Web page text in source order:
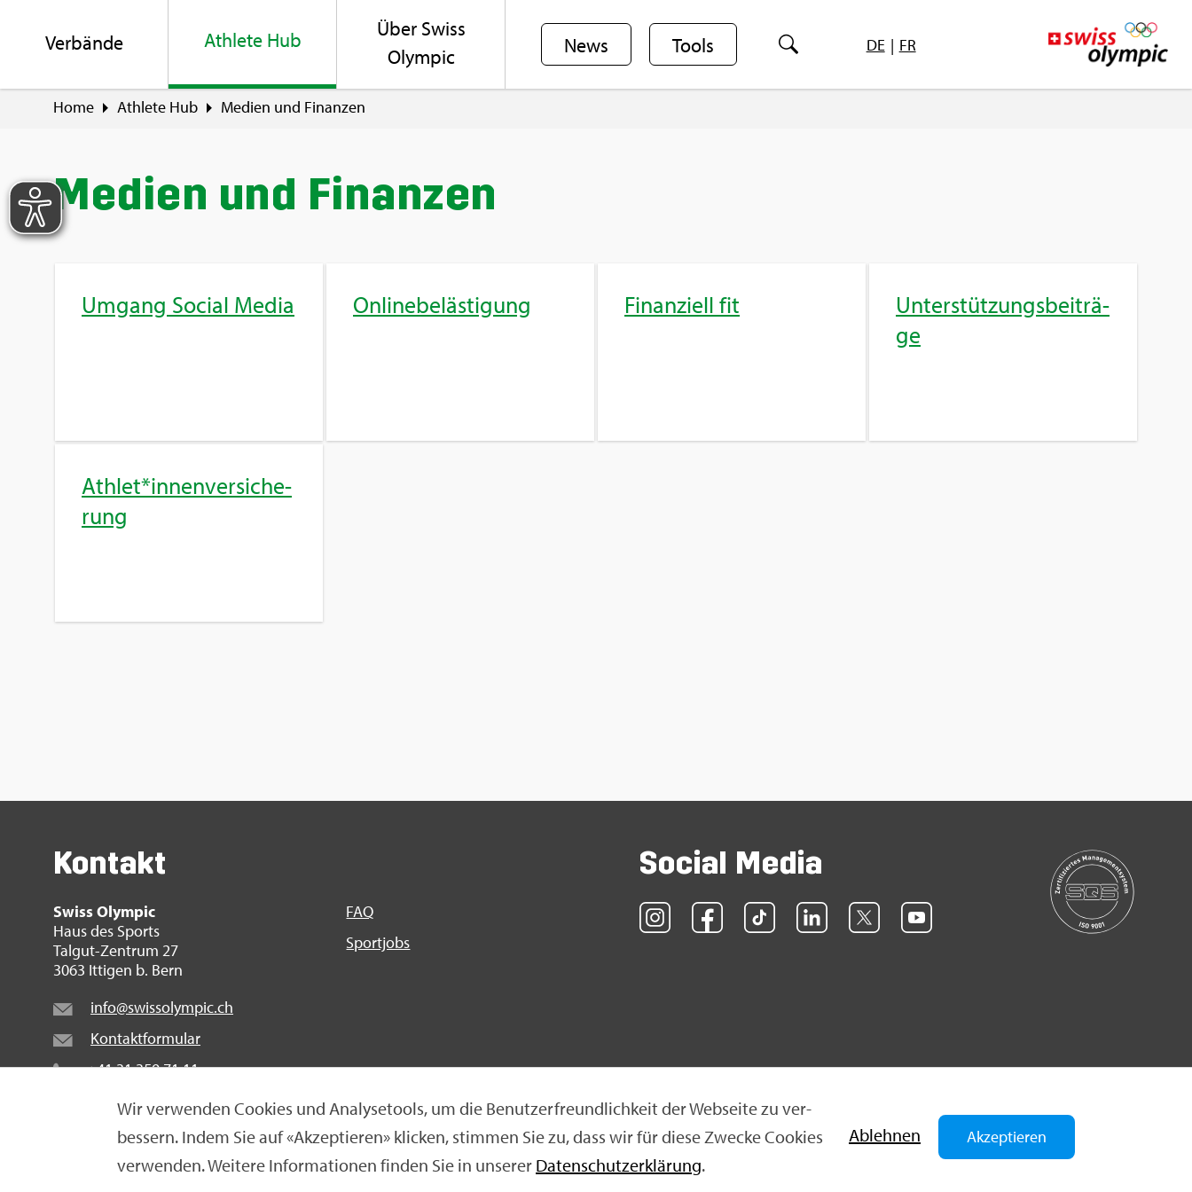
Ver­bän­de Ath­le­te Hub
Über Swiss
Olym­pic
News Tools DE | FR
Home Ath­le­te Hub Me­di­en und Fi­nan­zen
Me­di­en und Fi­nan­zen
Um­gang So­ci­al Media On­line­be­läs­ti­gung Fi­nan­zi­ell fit
Un­ter­stüt­zungs­bei­trä­
ge
Ath­let*in­nen­ver­si­che­
rung
Wir ver­wen­den Coo­kies und Ana­ly­se­tools, um die Be­nut­zer­freund­lich­keit der Web­sei­te zu ver­
bes­sern. Indem Sie auf «Ak­zep­tie­ren» kli­cken, stim­men Sie zu, dass wir für diese Zwe­cke Coo­kies
ver­wen­den. Wei­te­re In­for­ma­tio­nen fin­den Sie in un­se­rer Da­ten­schut­z­er­klä­rung.
Ab­leh­nen Akzeptieren
Kon­takt
Swiss Olym­pic
Haus des Sports
Tal­gut-Zen­trum 27
3063 It­ti­gen b. Bern
info@​swi​ssol​ympi​c.​ch
Kon­takt­for­mu­lar
+41 31 359 71 11
FAQ
Sport­jobs
So­ci­al Media
© Swiss Olym­pic 2026| Im­pres­sum|Da­ten­schut­z­er­klä­rung|Nut­zungs­be­din­gun­gen|Ne­ti­quet­te